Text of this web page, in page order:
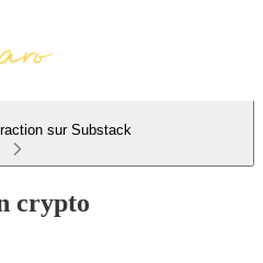
sur Substack
crypto